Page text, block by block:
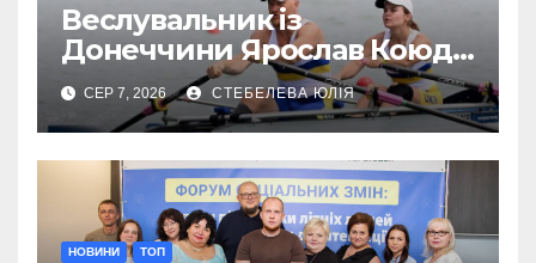
Веслувальник із
Донеччини Ярослав Коюда
завоював «срібло»
чемпіонату Європи
СЕР 7, 2026 СТЕБЕЛЕВА ЮЛІЯ
НОВИНИ ТОП